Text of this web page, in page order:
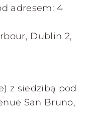
adresem: 4
Dublin 2,
z siedzibą pod
San Bruno,